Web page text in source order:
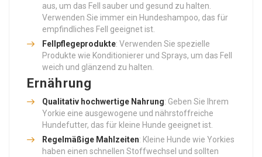
aus, um das Fell sauber und gesund zu halten.
Verwenden Sie immer ein Hundeshampoo, das für
empfindliches Fell geeignet ist.
Fellpflegeprodukte: Verwenden Sie spezielle
Produkte wie Konditionierer und Sprays, um das Fell
weich und glänzend zu halten.
Ernährung
Qualitativ hochwertige Nahrung: Geben Sie Ihrem
Yorkie eine ausgewogene und nährstoffreiche
Hundefutter, das für kleine Hunde geeignet ist.
Regelmäßige Mahlzeiten: Kleine Hunde wie Yorkies
haben einen schnellen Stoffwechsel und sollten